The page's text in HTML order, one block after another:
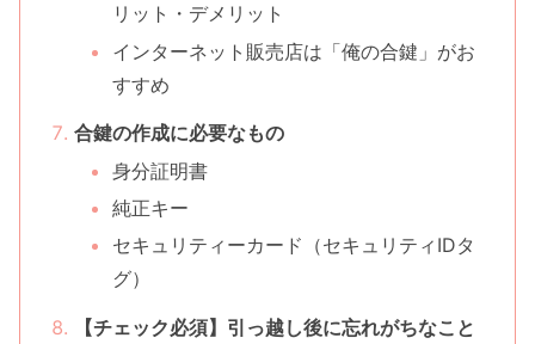
リット・デメリット
インターネット販売店は「俺の合鍵」がお
すすめ
合鍵の作成に必要なもの
身分証明書
純正キー
セキュリティーカード（セキュリティIDタ
グ）
【チェック必須】引っ越し後に忘れがちなこと